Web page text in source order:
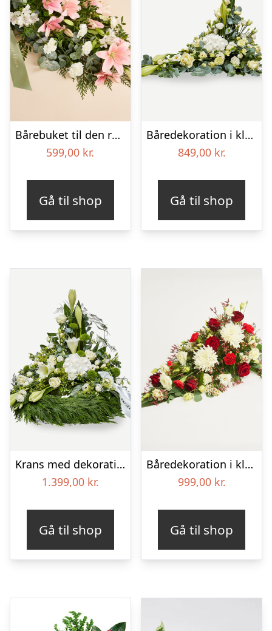
Bårebuket til den rolige afsked med bånd
599,00 kr.
Gå til shop
Båredekoration i klassisk stil – creme
849,00 kr.
Gå til shop
Krans med dekoration i klassisk stil og bånd creme
1.399,00 kr.
Gå til shop
Båredekoration i klassisk stil – rød og hvid
999,00 kr.
Gå til shop